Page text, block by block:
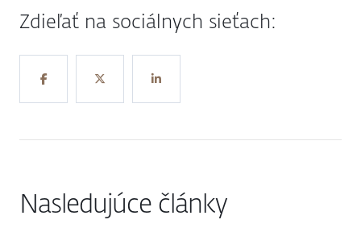
Zdieľať na sociálnych sieťach:
Nasledujúce články